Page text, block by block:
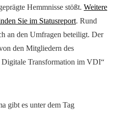
Hemmnisse stößt. Weitere
Sie im Statusreport. Rund
an den Umfragen beteiligt. Der
den Mitgliedern des
Transformation im VDI“
gibt es unter dem Tag